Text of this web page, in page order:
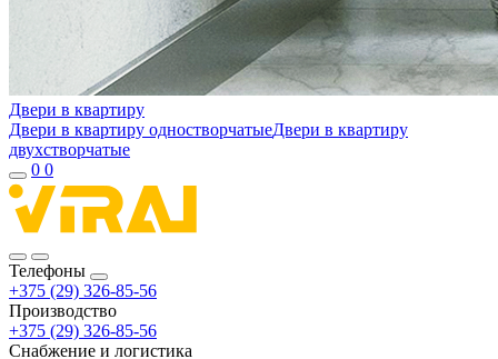
Двери в квартиру
Двери в квартиру одностворчатыеДвери в квартиру
двухстворчатые
0 0
Телефоны
+375 (29) 326-85-56
Производство
+375 (29) 326-85-56
Снабжение и логистика